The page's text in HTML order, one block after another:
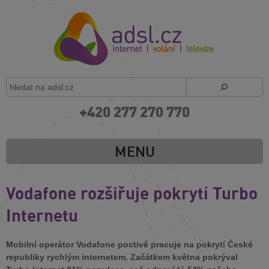
+420 277 270 770
MENU
Vodafone rozšiřuje pokrytí Turbo
Internetu
Mobilní operátor Vodafone poctivě pracuje na pokrytí České
republiky rychlým internetem. Začátkem května pokrýval